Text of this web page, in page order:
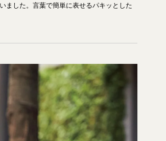
ました。言葉で簡単に表せるパキッとした